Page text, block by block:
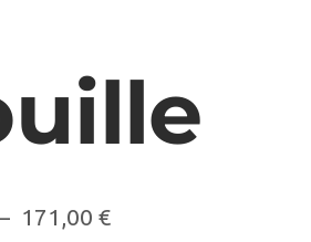
171,00 €